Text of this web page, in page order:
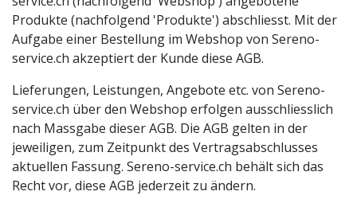
Produkte (nachfolgend 'Produkte') abschliesst. Mit der
Aufgabe einer Bestellung im Webshop von Sereno-
service.ch akzeptiert der Kunde diese AGB.
Lieferungen, Leistungen, Angebote etc. von Sereno-
service.ch über den Webshop erfolgen ausschliesslich
nach Massgabe dieser AGB. Die AGB gelten in der
jeweiligen, zum Zeitpunkt des Vertragsabschlusses
aktuellen Fassung. Sereno-service.ch behält sich das
Recht vor, diese AGB jederzeit zu ändern.